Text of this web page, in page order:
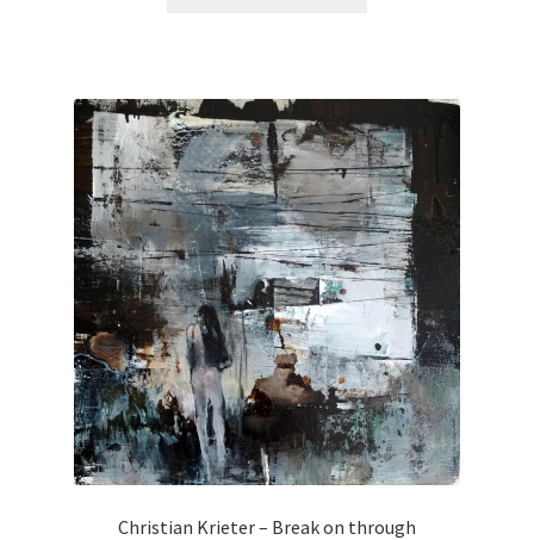
Christian Krieter – Break on through